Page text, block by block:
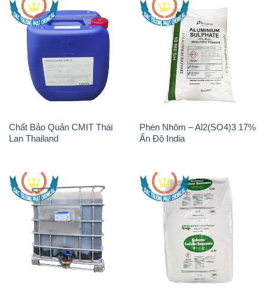
Chất Bảo Quản CMIT Thái
Lan Thailand
Phèn Nhôm – Al2(SO4)3 17%
Ấn Độ India